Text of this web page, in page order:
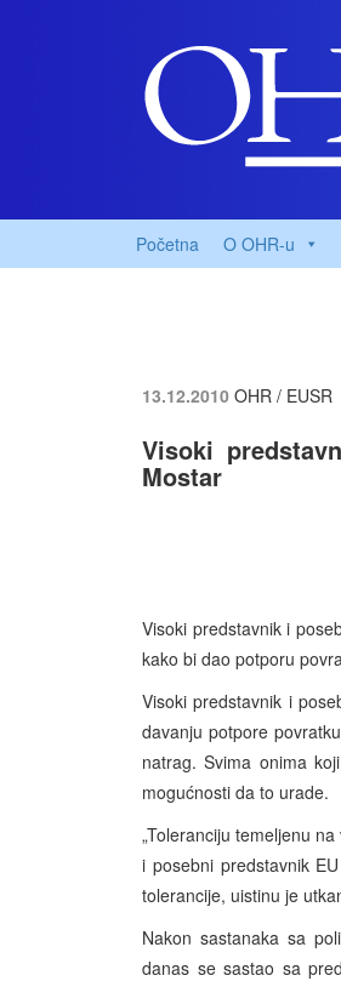
Početna O OHR-u
13.12.2010 OHR / EUSR
Visoki
Mostar
Visoki predstavnik i
kako bi dao potporu
Visoki predstavnik i
davanju potpore
natrag. Svima onima
mogućnosti da to urade.
„Toleranciju temeljenu
i posebni predstavnik
tolerancije, uistinu je
Nakon sastanaka sa
danas se sastao sa